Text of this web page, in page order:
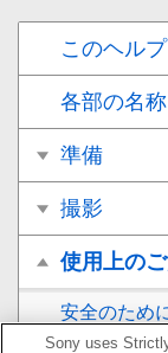
このヘル
各部の名称
準備
撮影
使用上の
安全のため
Sony uses